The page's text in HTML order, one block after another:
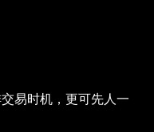
易时机，更可先人一